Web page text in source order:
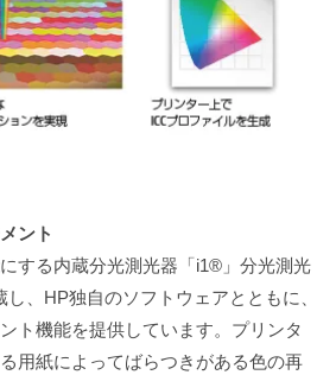
ント
する内蔵分光測光器「i1®」分光測光
、HP独自のソフトウェアとともに、
ト機能を提供しています。プリンタ
用紙によってばらつきがある色の再